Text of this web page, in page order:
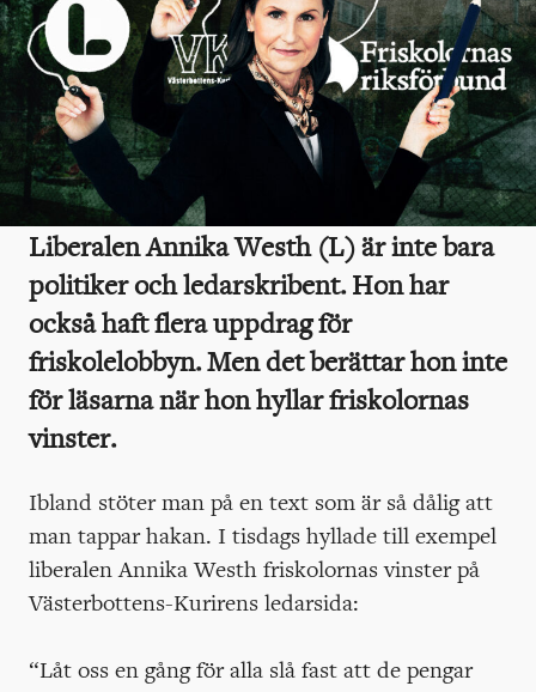
Liberalen Annika Westh (L) är inte bara
politiker och ledarskribent. Hon har
också haft flera uppdrag för
friskolelobbyn. Men det berättar hon inte
för läsarna när hon hyllar friskolornas
vinster.
Ibland stöter man på en text som är så dålig att
man tappar hakan. I tisdags hyllade till exempel
liberalen Annika Westh friskolornas vinster på
Västerbottens-Kurirens ledarsida:
“Låt oss en gång för alla slå fast att de pengar